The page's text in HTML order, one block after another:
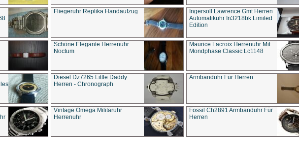
Fliegeruhr Replika Handaufzug
Ingersoll Lawrence Gmt Herren
Automatikuhr In3218bk Limited
Edition
Schöne Elegante Herrenuhr
Noctum
Maurice Lacroix Herrenuhr Mit
Mondphase Classic Lc1148
Diesel Dz7265 Little Daddy
Herren - Chronograph
Armbanduhr Für Herren
Vintage Omega Militäruhr
Herrenuhr
Fossil Ch2891 Armbanduhr Für
Herren